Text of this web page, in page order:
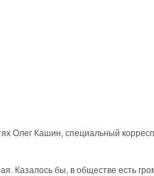
Олег Кашин, специальный
Казалось бы, в обществе есть